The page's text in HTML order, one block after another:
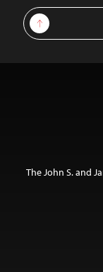
Sign Up
The John S. and